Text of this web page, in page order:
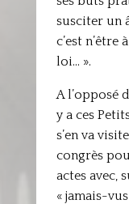
susciter un
c’est
loi… ».
A l’opposé
y a ces
s’en va
congrès
actes avec,
« jamais-